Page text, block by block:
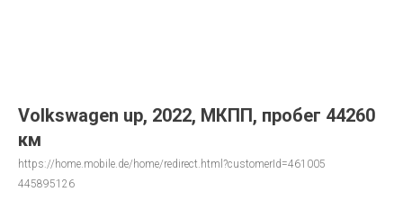
Volkswagen up, 2022, МКПП, пробег 44260
км
https://home.mobile.de/home/redirect.html?customerId=461005
445895126